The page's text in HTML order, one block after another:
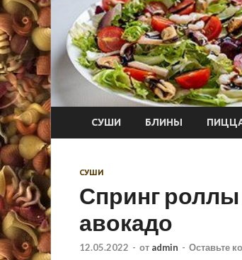
СУШИ БЛИНЫ
СУШИ
Спринг
авокадо
12.05.2022 - от admin - Оставьте